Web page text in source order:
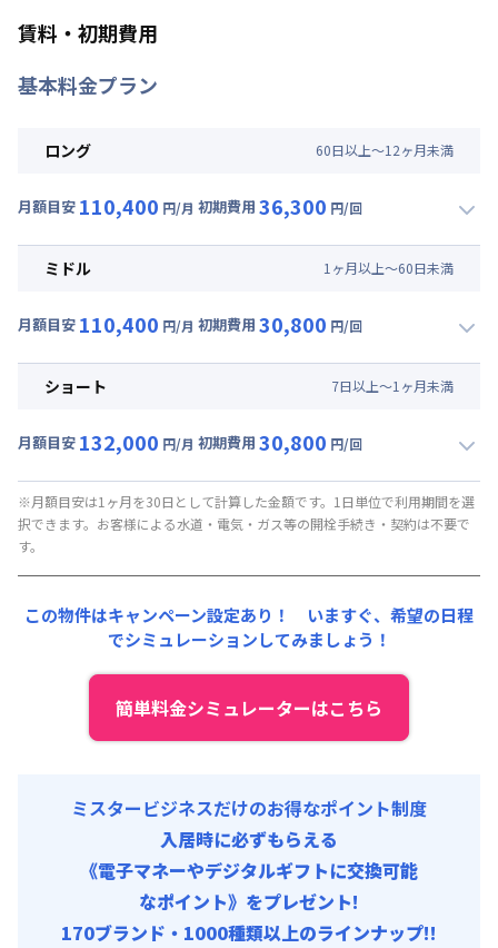
賃料・初期費用
基本料金プラン
ロング 60日以上～12ヶ月未満
月額目安 110,400 円/月 初期費用 36,300 円/回
月額賃料目安(30日利用)
光熱費他 : 24,000円/月 (800円/日) (税抜)
初期費用
寝具セット : 6,000円/回 (税抜)
ミドル 1 ヶ月以上～60日未満
月額目安 110,400 円/月 初期費用 30,800 円/回
月額賃料目安(30日利用)
光熱費他 : 24,000円/月 (800円/日) (税抜)
初期費用
事務手数料 : 7,000円/回 (税抜)
ショート 7日以上～1 ヶ月未満
月額目安 132,000 円/月 初期費用 30,800 円/回
月額賃料目安(30日利用)
賃料 : 96,000円/月 (3,200円/日) (税抜)
光熱費他 :
初期費用
事務手数料 : 7,000円/回 (税抜)
寝具セット : 6,000円/回 (税抜)
※月額目安は1ヶ月を30日として計算した金額です。1日単位で利用期間を選
択できます。お客様による水道・電気・ガス等の開栓手続き・契約は不要で
す。
この物件はキャンペーン設定あり！ いますぐ、 希望の日程
でシミュレーションしてみましょう！
簡単料金シミュレーターはこちら
ミスタービジネスだけのお得なポイント制度
入居時に必ずもらえる
《電子マネーやデジタルギフトに交換可能
なポイント》をプレゼント!
170ブランド・1000種類以上のラインナップ!!